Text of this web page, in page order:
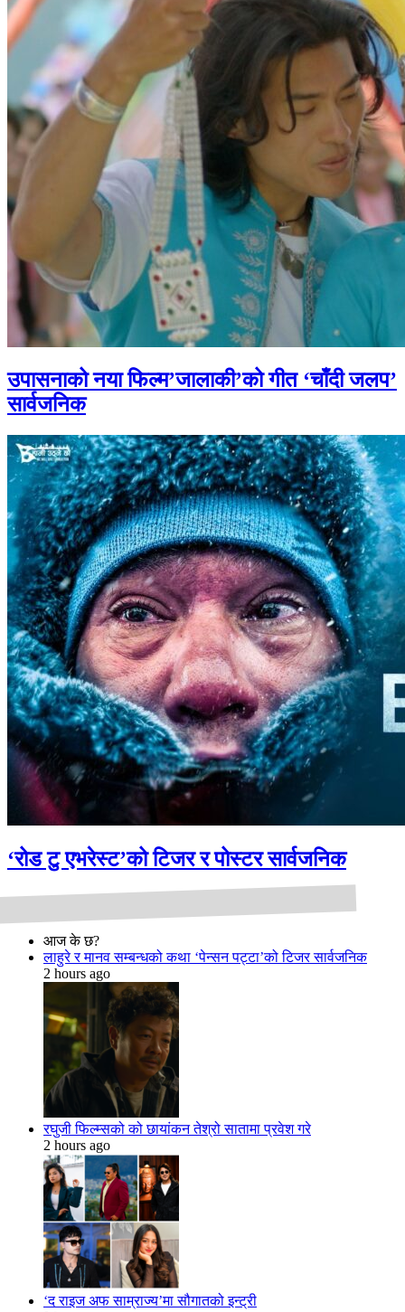
उपासनाको नया फिल्म’जालाकी’को गीत ‘चाँदी जलप’
सार्वजनिक
‘रोड टु एभरेस्ट’को टिजर र पोस्टर सार्वजनिक
आज के छ?
लाहुरे र मानव सम्बन्धको कथा ‘पेन्सन पट्टा’को टिजर सार्वजनिक
2 hours ago
रघुजी फिल्म्सको को छायांकन तेश्रो सातामा प्रवेश गरे
2 hours ago
‘द राइज अफ साम्राज्य’मा सौगातको इन्ट्री